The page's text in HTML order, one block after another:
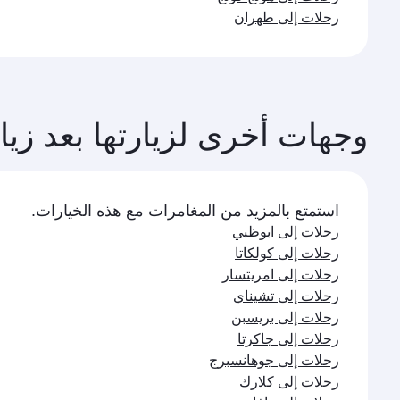
رحلات إلى مانيلا
رحلات إلى اسلام اباد
رحلات إلى الدوحة
رحلات إلى بوكيت
رحلات إلى سنغافورة
رحلات إلى كيب تاون
رحلات إلى دلهي
رحلات إلى كوالا لمبور
رحلات إلى أربيل
رحلات إلى مومباي
رحلات إلى هونج كونج
رحلات إلى طهران